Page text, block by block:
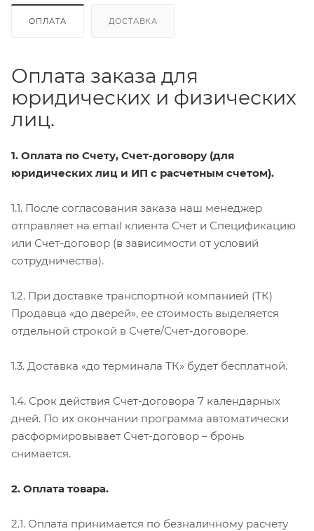
ОПЛАТА ДОСТАВКА
Оплата заказа для
юридических и физических
лиц.
1. Оплата по Счету, Счет-договору (для
юридических лиц и ИП с расчетным счетом).
1.1. После согласования заказа наш менеджер
отправляет на email клиента Счет и Спецификацию
или Счет-договор (в зависимости от условий
сотрудничества).
1.2. При доставке транспортной компанией (ТК)
Продавца «до дверей», ее стоимость выделяется
отдельной строкой в Счете/Счет-договоре.
1.3. Доставка «до терминала ТК» будет бесплатной.
1.4. Срок действия Счет-договора 7 календарных
дней. По их окончании программа автоматически
расформировывает Счет-договор – бронь
снимается.
2. Оплата товара.
2.1. Оплата принимается по безналичному расчету